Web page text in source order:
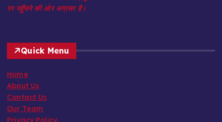
हैं। इसने वेब मार्केट में एक प्रमुख स्थान हासिल किया है और तेजी से शीर्ष स्थान
Quick Menu
Home
About Us
Contact Us
Our Team